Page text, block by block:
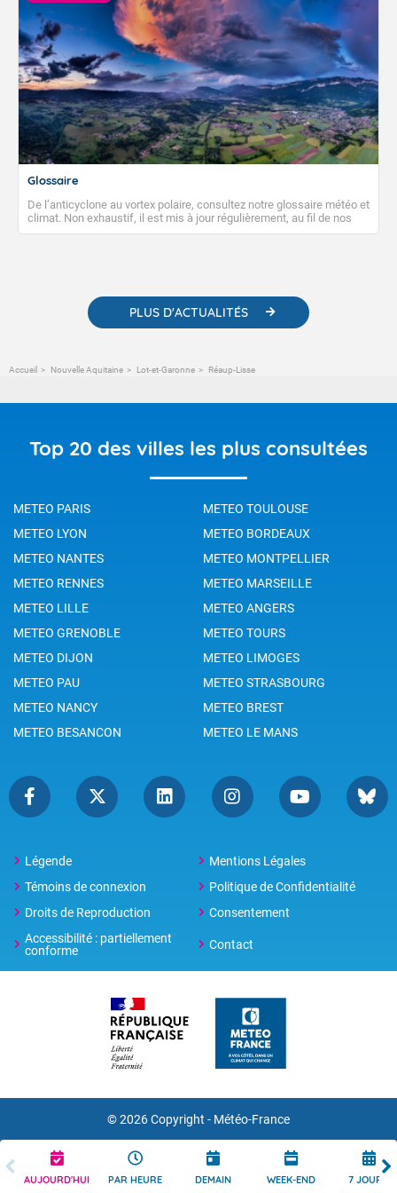
AUJOURD'HUI PAR HEURE DEMAIN WEEK-END 7 JOURS
Glossaire
De l’anticyclone au vortex polaire, consultez notre glossaire météo et
climat. Non exhaustif, il est mis à jour régulièrement, au fil de nos
publications. Vous y trouverez également des liens utiles vers nos
PLUS D'ACTUALITÉS
Accueil Nouvelle Aquitaine Lot-et-Garonne Réaup-Lisse
Top 20 des villes les plus consultées
METEO PARIS
METEO TOULOUSE
METEO LYON
METEO BORDEAUX
METEO NANTES
METEO MONTPELLIER
METEO RENNES
METEO MARSEILLE
METEO LILLE
METEO ANGERS
METEO GRENOBLE
METEO TOURS
METEO DIJON
METEO LIMOGES
METEO PAU
METEO STRASBOURG
METEO NANCY
METEO BREST
METEO BESANCON
METEO LE MANS
Légende
Mentions Légales
Témoins de connexion
Politique de Confidentialité
Droits de Reproduction
Consentement
Accessibilité : partiellement
conforme
Contact
© 2026 Copyright - Météo-France